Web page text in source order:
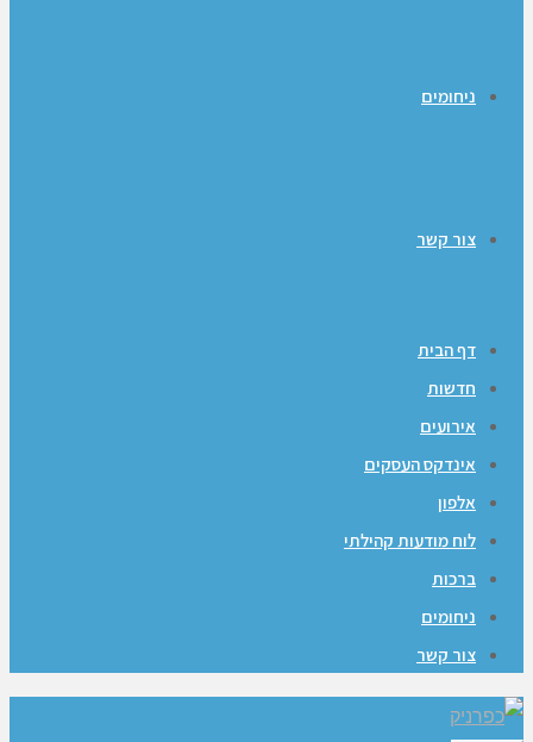
ניחומים
צור קשר
דף הבית
חדשות
אירועים
אינדקס העסקים
אלפון
לוח מודעות קהילתי
ברכות
ניחומים
צור קשר